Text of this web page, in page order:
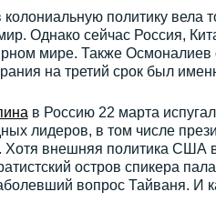
политику вела
Однако сейчас Россия,
мире. Также Осмоналиев
на третий срок был
в Россию 22 марта
лидеров, в том числе
Хотя внешняя политика США
остров спикера
вопрос Тайваня. И